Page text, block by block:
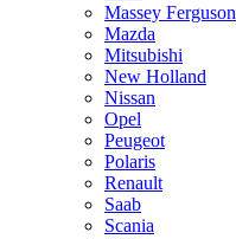
Massey Ferguson
Mazda
Mitsubishi
New Holland
Nissan
Opel
Peugeot
Polaris
Renault
Saab
Scania